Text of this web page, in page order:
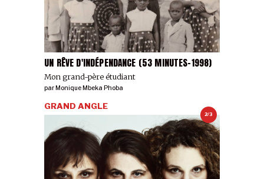
UN RÊVE D'INDÉPENDANCE (53 MINUTES-1998)
Mon grand-père étudiant
parMonique Mbeka Phoba
2/3
GRAND ANGLE